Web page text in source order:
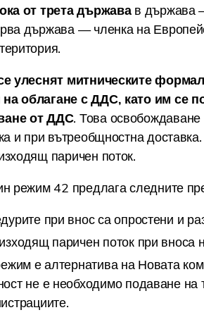
от трета държавав държава
държава — членка на
улеснят митническите
облагане с ДДС, като им се
от ДДС. Това
и при вътреобщностна
паричен поток.
режим 42 предлага следните
при внос са опростени и
паричен поток при вноса
е алтернатива на Новата
не е необходимо подаване на